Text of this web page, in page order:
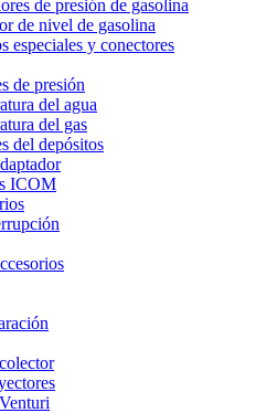
de presión de gasolina
de nivel de gasolina
especiales y conectores
de presión
del agua
del gas
del depósitos
ICOM